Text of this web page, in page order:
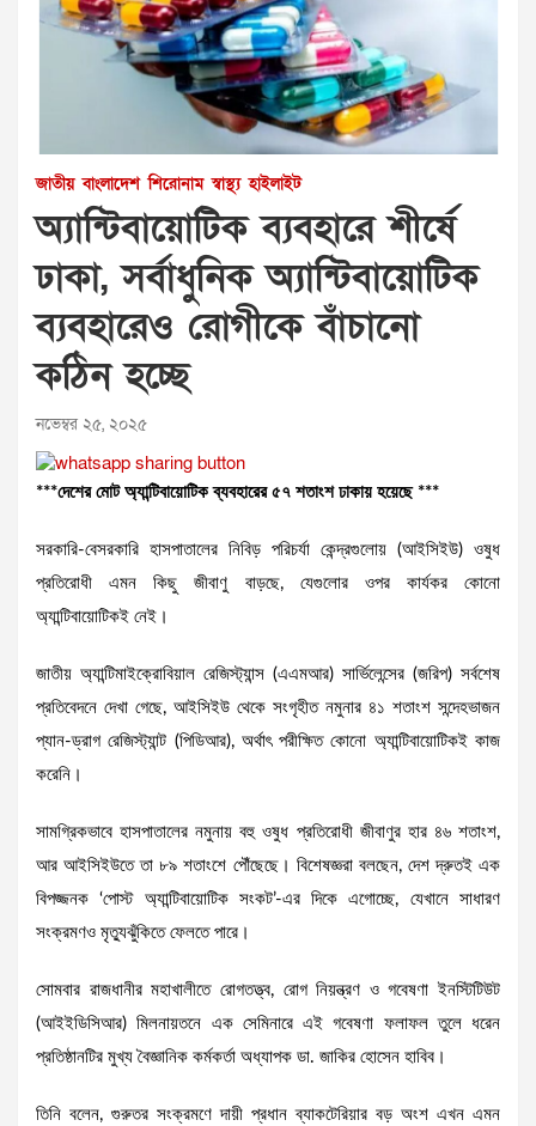
জাতীয় বাংলাদেশ শিরোনাম স্বাস্থ্য হাইলাইট
অ্যান্টিবায়োটিক ব্যবহারে শীর্ষে
ঢাকা, সর্বাধুনিক অ্যান্টিবায়োটিক
ব্যবহারেও রোগীকে বাঁচানো
কঠিন হচ্ছে
নভেম্বর ২৫, ২০২৫
***দেশের মোট অ্যান্টিবায়োটিক ব্যবহারের ৫৭ শতাংশ ঢাকায় হয়েছে ***
সরকারি-বেসরকারি হাসপাতালের নিবিড় পরিচর্যা কেন্দ্রগুলোয় (আইসিইউ) ওষুধ
প্রতিরোধী এমন কিছু জীবাণু বাড়ছে, যেগুলোর ওপর কার্যকর কোনো
অ্যান্টিবায়োটিকই নেই।
জাতীয় অ্যান্টিমাইক্রোবিয়াল রেজিস্ট্যান্স (এএমআর) সার্ভিলেন্সের (জরিপ) সর্বশেষ
প্রতিবেদনে দেখা গেছে, আইসিইউ থেকে সংগৃহীত নমুনার ৪১ শতাংশ সন্দেহভাজন
প্যান-ড্রাগ রেজিস্ট্যান্ট (পিডিআর), অর্থাৎ পরীক্ষিত কোনো অ্যান্টিবায়োটিকই কাজ
করেনি।
সামগ্রিকভাবে হাসপাতালের নমুনায় বহু ওষুধ প্রতিরোধী জীবাণুর হার ৪৬ শতাংশ,
আর আইসিইউতে তা ৮৯ শতাংশে পৌঁছেছে। বিশেষজ্ঞরা বলছেন, দেশ দ্রুতই এক
বিপজ্জনক ‘পোস্ট অ্যান্টিবায়োটিক সংকট’-এর দিকে এগোচ্ছে, যেখানে সাধারণ
সংক্রমণও মৃত্যুঝুঁকিতে ফেলতে পারে।
সোমবার রাজধানীর মহাখালীতে রোগতত্ত্ব, রোগ নিয়ন্ত্রণ ও গবেষণা ইনস্টিটিউট
(আইইডিসিআর) মিলনায়তনে এক সেমিনারে এই গবেষণা ফলাফল তুলে ধরেন
প্রতিষ্ঠানটির মুখ্য বৈজ্ঞানিক কর্মকর্তা অধ্যাপক ডা. জাকির হোসেন হাবিব।
তিনি বলেন, গুরুতর সংক্রমণে দায়ী প্রধান ব্যাকটেরিয়ার বড় অংশ এখন এমন